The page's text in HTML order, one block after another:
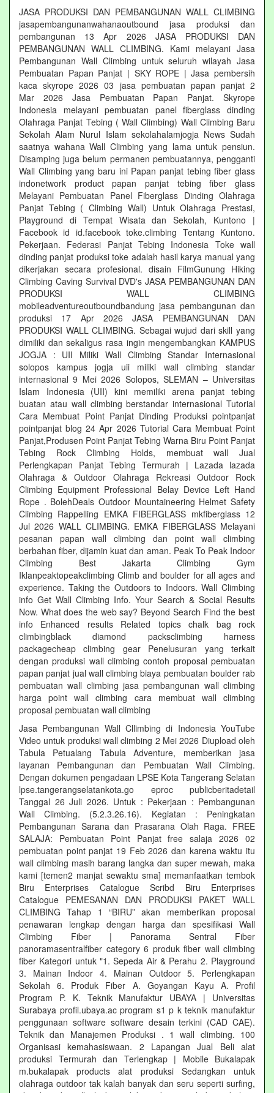
JASA PRODUKSI DAN PEMBANGUNAN WALL CLIMBING
jasapembangunanwahanaoutbound jasa produksi dan
pembangunan 13 Apr 2026 JASA PRODUKSI DAN
PEMBANGUNAN WALL CLIMBING. Kami melayani Jasa
Pembangunan Wall Climbing untuk seluruh wilayah Jasa
Pembuatan Papan Panjat | SKY ROPE | Jasa pembersih
kaca skyrope 2026 03 jasa pembuatan papan panjat 2
Mar 2026 Jasa Pembuatan Papan Panjat. Skyrope
Indonesia melayani pembuatan panel fiberglass dinding
Olahraga Panjat Tebing ( Wall Climbing) Wall Climbing Baru
Sekolah Alam Nurul Islam sekolahalamjogja News Sudah
saatnya wahana Wall Climbing yang lama untuk pensiun.
Disamping juga belum permanen pembuatannya, pengganti
Wall Climbing yang baru ini Papan panjat tebing fiber glass
indonetwork product papan panjat tebing fiber glass
Melayani Pembuatan Panel Fiberglass Dinding Olahraga
Panjat Tebing ( Climbing Wall) Untuk Olahraga Prestasi,
Playground di Tempat Wisata dan Sekolah, Kuntono |
Facebook id id.facebook toke.climbing Tentang Kuntono.
Pekerjaan. Federasi Panjat Tebing Indonesia Toke wall
dinding panjat produksi toke adalah hasil karya manual yang
dikerjakan secara profesional. disain FilmGunung Hiking
Climbing Caving Survival DVD's JASA PEMBANGUNAN DAN
PRODUKSI WALL CLIMBING
mobileadventureoutboundbandung jasa pembangunan dan
produksi 17 Apr 2026 JASA PEMBANGUNAN DAN
PRODUKSI WALL CLIMBING. Sebagai wujud dari skill yang
dimiliki dan sekaligus rasa ingin mengembangkan KAMPUS
JOGJA : UII Miliki Wall Climbing Standar Internasional
solopos kampus jogja uii miliki wall climbing standar
internasional 9 Mei 2026 Solopos, SLEMAN – Universitas
Islam Indonesia (UII) kini memiliki arena panjat tebing
buatan atau wall climbing berstandar internasional Tutorial
Cara Membuat Point Panjat Dinding Produksi pointpanjat
pointpanjat blog 24 Apr 2026 Tutorial Cara Membuat Point
Panjat,Produsen Point Panjat Tebing Warna Biru Point Panjat
Tebing Rock Climbing Holds, membuat wall Jual
Perlengkapan Panjat Tebing Termurah | Lazada lazada
Olahraga & Outdoor Olahraga Rekreasi Outdoor Rock
Climbing Equipment Professional Belay Device Left Hand
Rope . BolehDeals Outdoor Mountaineering Helmet Safety
Climbing Rappelling EMKA FIBERGLASS mkfiberglass 12
Jul 2026 WALL CLIMBING. EMKA FIBERGLASS Melayani
pesanan papan wall climbing dan point wall climbing
berbahan fiber, dijamin kuat dan aman. Peak To Peak Indoor
Climbing Best Jakarta Climbing Gym‎
Iklanpeaktopeakclimbing Climb and boulder for all ages and
experience. Taking the Outdoors to Indoors. Wall Climbing‎
info Get Wall Climbing Info. Your Search & Social Results
Now. What does the web say? Beyond Search Find the best
info Enhanced results Related topics chalk bag rock
climbingblack diamond packsclimbing harness
packagecheap climbing gear Penelusuran yang terkait
dengan produksi wall climbing contoh proposal pembuatan
papan panjat jual wall climbing biaya pembuatan boulder rab
pembuatan wall climbing jasa pembangunan wall climbing
harga point wall climbing cara membuat wall climbing
proposal pembuatan wall climbing
Jasa Pembangunan Wall Cllimbing di Indonesia YouTube
Video untuk produksi wall climbing 2 Mei 2026 Diupload oleh
Tabula Petualang Tabula Adventure, memberikan jasa
layanan Pembangunan dan Pembuatan Wall Climbing.
Dengan dokumen pengadaan LPSE Kota Tangerang Selatan
lpse.tangerangselatankota.go eproc publicberitadetail
Tanggal 26 Juli 2026. Untuk : Pekerjaan : Pembangunan
Wall Climbing. (5.2.3.26.16). Kegiatan : Peningkatan
Pembangunan Sarana dan Prasarana Olah Raga. FREE
SALAJA: Pembuatan Point Panjat free salaja 2026 02
pembuatan point panjat 19 Feb 2026 dan karena waktu itu
wall climbing masih barang langka dan super mewah, maka
kami [temen2 manjat sewaktu sma] memanfaatkan tembok
Biru Enterprises Catalogue Scribd Biru Enterprises
Catalogue PEMESANAN DAN PRODUKSI PAKET WALL
CLIMBING Tahap 1 “BIRU” akan memberikan proposal
penawaran lengkap dengan harga dan spesifikasi Wall
Climbing Fiber | Panorama Sentral Fiber
panoramasentralfiber category 6 produk fiber wall climbing
fiber Kategori untuk "1. Sepeda Air & Perahu 2. Playground
3. Mainan Indoor 4. Mainan Outdoor 5. Perlengkapan
Sekolah 6. Produk Fiber A. Goyangan Kayu A. Profil
Program P. K. Teknik Manufaktur UBAYA | Universitas
Surabaya profil.ubaya.ac program s1 p k teknik manufaktur
penggunaan software software desain terkini (CAD CAE).
Teknik dan Manajemen Produksi . 1 wall climbing. 100
Organisasi kemahasiswaan. 2 Lapangan Jual Beli alat
produksi Termurah dan Terlengkap | Mobile Bukalapak
m.bukalapak products alat produksi Sedangkan untuk
olahraga outdoor tak kalah banyak dan seru seperti surfing,